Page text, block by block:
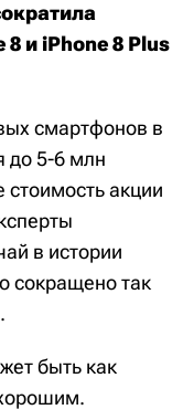
8 и iPhone 8 Plus
смартфонов в
до 5-6 млн
акции
в истории
сокращено так
быть как